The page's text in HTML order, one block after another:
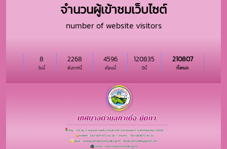
จำนวนผู้เข้าชมเว็บไซต์
number of website visitors
วันนี้
8
สัปดาห์นี้
2268
เดือนนี้
4596
ปีนี้
120835
ทั้งหมด
210807